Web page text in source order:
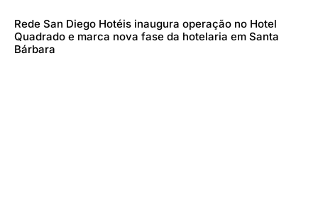
Rede San Diego Hotéis inaugura operação no Hotel
Quadrado e marca nova fase da hotelaria em Santa
Bárbara